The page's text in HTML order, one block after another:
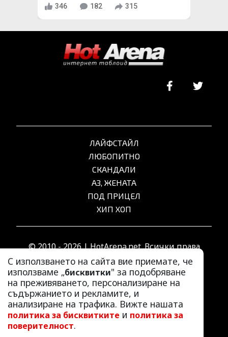
346 182 315
С използването на сайта вие приемате, че
използваме „бисквитки" за подобряване
на преживяването, персонализиране на
съдържанието и рекламите, и
анализиране на трафика. Вижте нашата
политика за бисквитките и политика за
поверителност.
ЛАЙФСТАЙЛ
ЛЮБОПИТНО
СКАНДАЛИ
АЗ, ЖЕНАТА
ПОД ПРИЦЕЛ
ХИП ХОП
© 2010 - 2026 | HotArena.net. Всички права
запазени.
РЕКЛАМА
КОНТАКТИ
ОБЩИ УСЛОВИЯ
ПОЛИТИКА ЗА ПОВЕРИТЕЛНОСТ